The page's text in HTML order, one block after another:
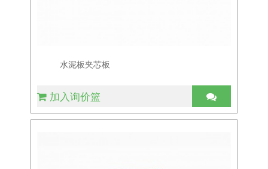
水泥板夹芯板
加入询价篮